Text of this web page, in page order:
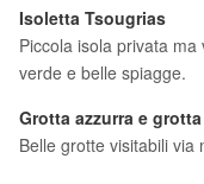
Isoletta Tsougrias
Piccola isola privata
verde e belle spiagge.
Grotta azzurra e
Belle grotte visitabili